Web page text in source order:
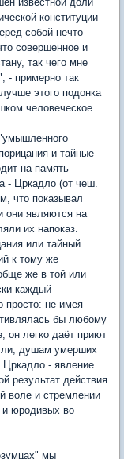
конституции
собой нечто
совершенное и
так чего мне
- примерно так
этого подонка
человеческое.
и тайные
на память
- Цркадло (от чеш.
что показывал
они являются на
их напоказ.
или тайный
к тому же
же в той или
каждый
просто: не имея
бы любому
он легко даёт приют
душам умерших
- явление
результат действия
воле и стремлении
и юродивых во
мы